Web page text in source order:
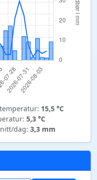
15,5 °C
5,3 °C
dag: 3,3 mm